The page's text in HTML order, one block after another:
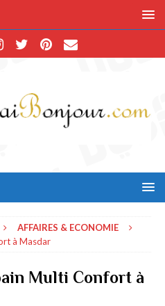
AFFAIRES & ECONOMIE
à Masdar
Multi Confort à